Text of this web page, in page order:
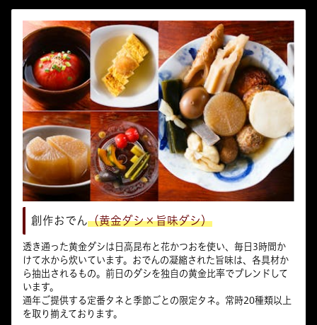
創作おでん（黄金ダシ×旨味ダシ）
透き通った黄金ダシは日高昆布と花かつおを使い、毎日3時間か
けて水から炊いています。おでんの凝縮された旨味は、各具材か
ら抽出されるもの。前日のダシを独自の黄金比率でブレンドして
います。
通年ご提供する定番タネと季節ごとの限定タネ。常時20種類以上
を取り揃えております。